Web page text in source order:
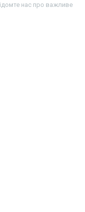
нас про важливе